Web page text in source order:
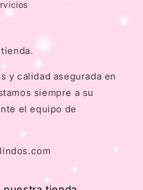
y calidad asegurada en
siempre a su
el equipo de